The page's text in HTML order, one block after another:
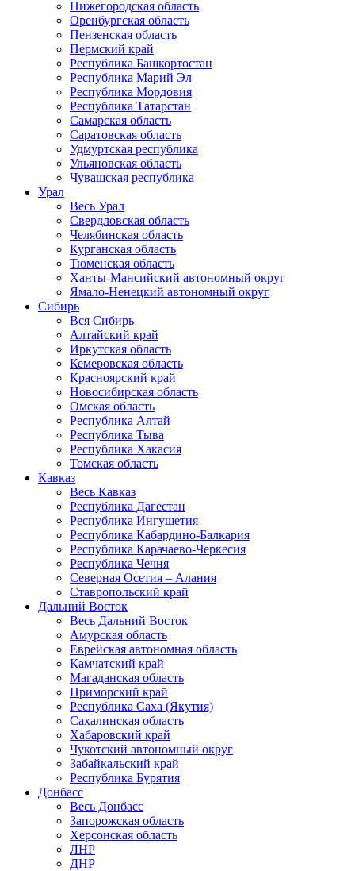
Нижегородская область
Оренбургская область
Пензенская область
Пермский край
Республика Башкортостан
Республика Марий Эл
Республика Мордовия
Республика Татарстан
Самарская область
Саратовская область
Удмуртская республика
Ульяновская область
Чувашская республика
Урал
Весь Урал
Свердловская область
Челябинская область
Курганская область
Тюменская область
Ханты-Мансийский автономный округ
Ямало-Ненецкий автономный округ
Сибирь
Вся Сибирь
Алтайский край
Иркутская область
Кемеровская область
Красноярский край
Новосибирская область
Омская область
Республика Алтай
Республика Тыва
Республика Хакасия
Томская область
Кавказ
Весь Кавказ
Республика Дагестан
Республика Ингушетия
Республика Кабардино-Балкария
Республика Карачаево-Черкесия
Республика Чечня
Северная Осетия – Алания
Ставропольский край
Дальний Восток
Весь Дальний Восток
Амурская область
Еврейская автономная область
Камчатский край
Магаданская область
Приморский край
Республика Саха (Якутия)
Сахалинская область
Хабаровский край
Чукотский автономный округ
Забайкальский край
Республика Бурятия
Донбасс
Весь Донбасс
Запорожская область
Херсонская область
ЛНР
ДНР